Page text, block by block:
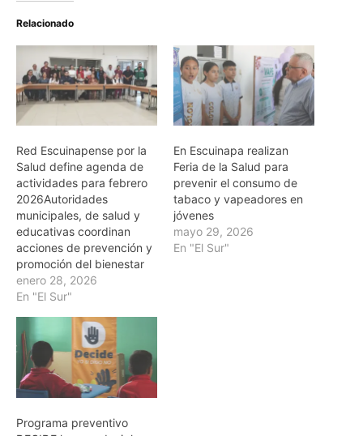
Relacionado
Red Escuinapense por la
Salud define agenda de
actividades para febrero
2026Autoridades
municipales, de salud y
educativas coordinan
acciones de prevención y
promoción del bienestar
enero 28, 2026
En "El Sur"
En Escuinapa realizan
Feria de la Salud para
prevenir el consumo de
tabaco y vapeadores en
jóvenes
mayo 29, 2026
En "El Sur"
Programa preventivo